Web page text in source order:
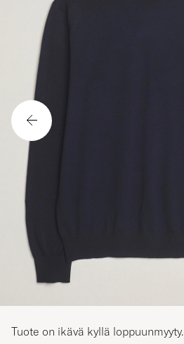
Tuote on ikävä kyllä loppuunmyyty.